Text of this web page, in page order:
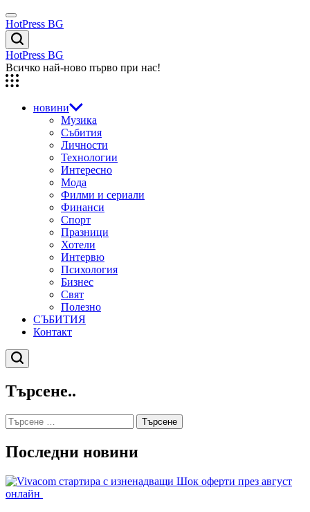
Skip
to
content
Menu
HotPress BG
Търсене
HotPress BG
Всичко най-ново първо при нас!
новини
Музика
Събития
Личности
Технологии
Интересно
Мода
Филми и сериали
Финанси
Спорт
Празници
Хотели
Интервю
Психология
Бизнес
Свят
Полезно
СЪБИТИЯ
Контакт
Търсене
Търсене..
Търсене
за:
Последни новини